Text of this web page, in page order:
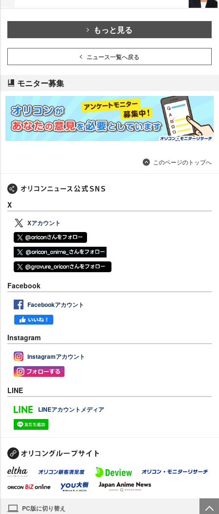
もっと見る
ニュース一覧へ戻る
モニター募集
このページのトップへ
X
Xアカウント
Facebook
Facebookアカウント
Instagram
Instagramアカウント
LINE
LINEアカウントメディア
PC版に切り替え